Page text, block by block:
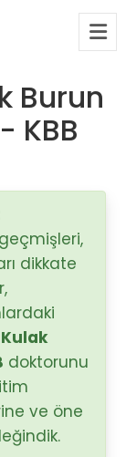
Burun
KBB
dikkate
doktorunu
ve öne